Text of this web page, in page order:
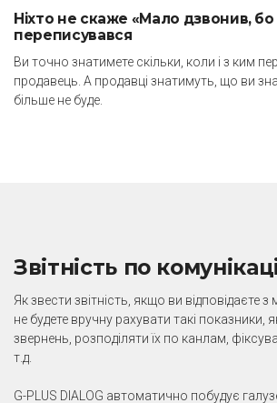
Ніхто не скаже «Мало дзвонив, бо
переписувався
Ви точно знатимете скільки, коли і з ким
продавець. А продавці знатимуть, що ви
більше не буде.
Звітність по
Як звести звітність, якщо ви відповідаєте
не будете вручну рахувати такі показники,
звернень, розподіляти їх по канлам,
т.д.
G-PLUS DIALOG автоматично побудує